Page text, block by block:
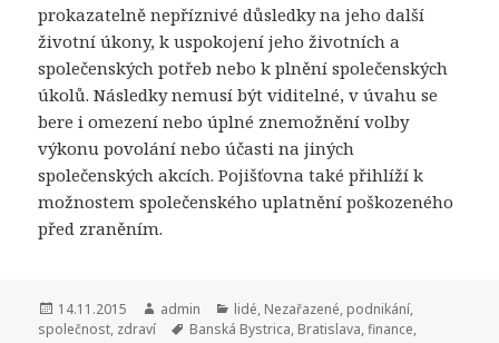
prokazatelně nepříznivé důsledky na jeho další
životní úkony, k uspokojení jeho životních a
společenských potřeb nebo k plnění společenských
úkolů. Následky nemusí být viditelné, v úvahu se
bere i omezení nebo úplné znemožnění volby
výkonu povolání nebo účasti na jiných
společenských akcích. Pojišťovna také přihlíží k
možnostem společenského uplatnění poškozeného
před zraněním.
Publikováno:
14.11.2015 Autor:
admin Rubriky:
lidé, Nezařazené, podnikání,
společnost, zdraví Štítky:
Banská Bystrica, Bratislava,finance,